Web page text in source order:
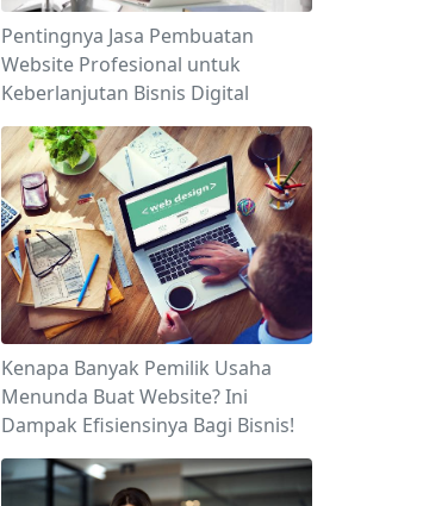
Pentingnya Jasa Pembuatan
Website Profesional untuk
Keberlanjutan Bisnis Digital
Kenapa Banyak Pemilik Usaha
Menunda Buat Website? Ini
Dampak Efisiensinya Bagi Bisnis!